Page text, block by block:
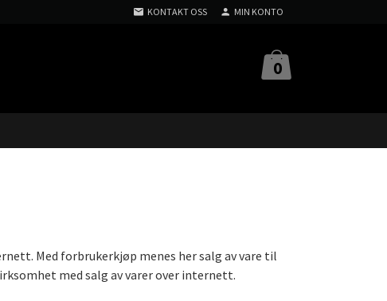
KONTAKT OSS MIN KONTO
0
Med forbrukerkjøp menes her salg av vare til
med salg av varer over internett.